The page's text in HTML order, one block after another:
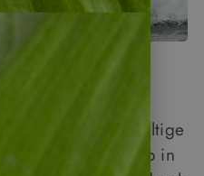
in Panama vielfältige
der Chiriquí Viejo in